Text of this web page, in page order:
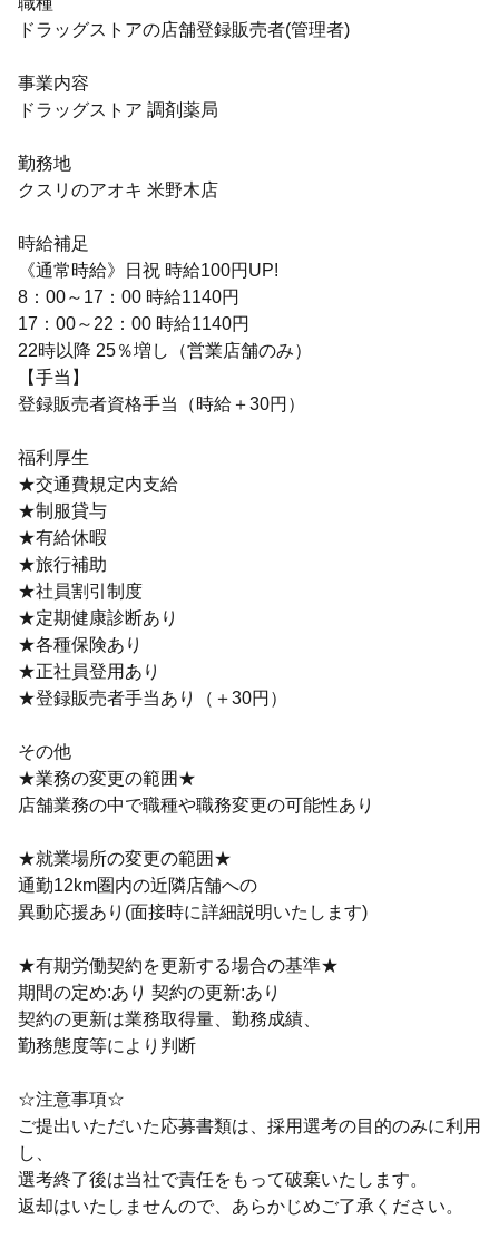
ドラッグストアの店舗登録販売者(管理者)
事業内容
ドラッグストア 調剤薬局
勤務地
クスリのアオキ 米野木店
時給補足
《通常時給》日祝 時給100円UP!
8：00～17：00 時給1140円
17：00～22：00 時給1140円
22時以降 25％増し（営業店舗のみ）
【手当】
登録販売者資格手当（時給＋30円）
福利厚生
★交通費規定内支給
★制服貸与
★有給休暇
★旅行補助
★社員割引制度
★定期健康診断あり
★各種保険あり
★正社員登用あり
★登録販売者手当あり（＋30円）
その他
★業務の変更の範囲★
店舗業務の中で職種や職務変更の可能性あり
★就業場所の変更の範囲★
通勤12km圏内の近隣店舗への
異動応援あり(面接時に詳細説明いたします)
★有期労働契約を更新する場合の基準★
期間の定め:あり 契約の更新:あり
契約の更新は業務取得量、勤務成績、
勤務態度等により判断
☆注意事項☆
ご提出いただいた応募書類は、採用選考の目的のみに利用
し、
選考終了後は当社で責任をもって破棄いたします。
返却はいたしませんので、あらかじめご了承ください。